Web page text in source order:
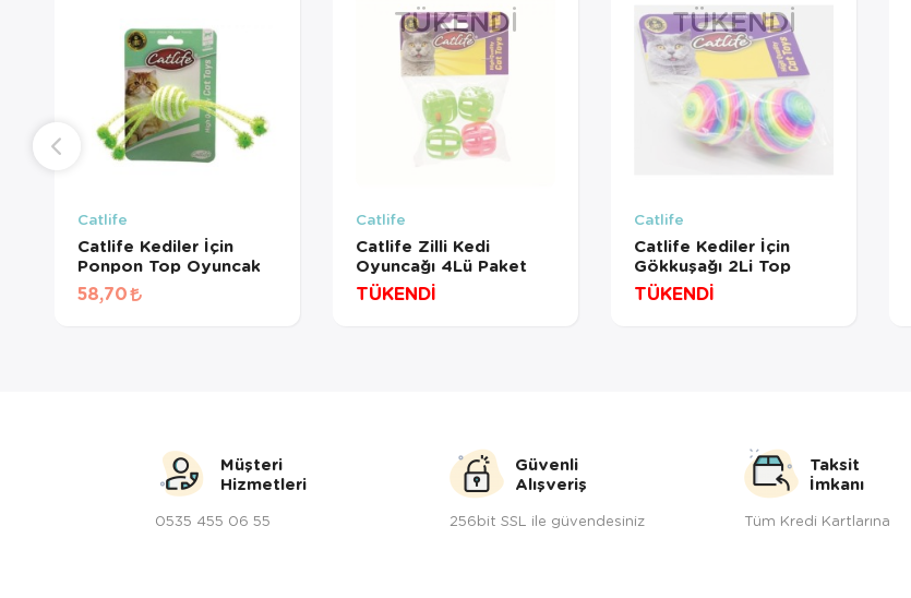
Catlife
Catlife Kediler İçin
Ponpon Top Oyuncak
58,70
TÜKENDI
Catlife
Catlife Zilli Kedi
Oyuncağı 4Lü Paket
TÜKENDİ
TÜKENDI
Catlife
Catlife Kediler İçin
Gökkuşağı 2Li Top
TÜKENDİ
Müşteri
Hizmetleri
0535 455 06 55
Güvenli
Alışveriş
256bit SSL ile güvendesiniz
Taksit
İmkanı
Tüm Kredi Kartlarına